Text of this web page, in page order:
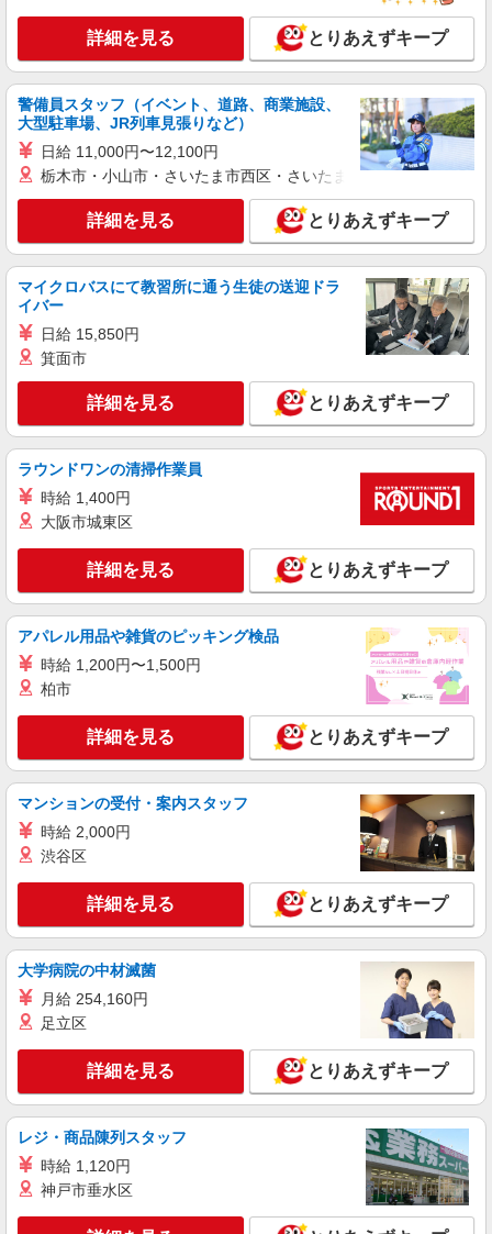
株式会社シエロ
【ソフトバンク】の店舗スタッフ
る） 固定残業代:32000円〜48000円（20時間相
当） ※時間外手当は時間外労働の有無にかかわら
ず、固定残業代として支給し、相当時間を超える
時間外労働分は法定どおり追加で支給します。 ※
試用期間あり6ヶ月 ※残業代支給 ★交通費別途支
給（規定あり） ゜+゜・。○。・゜+゜・。
○。・゜+゜ 入社祝い金10万円支給(規定有) お友達
を紹介頂くと, インセンティブ支給(規定有) ゜・。
○。・゜+゜・。○。・゜+゜
鹿児島県鹿児島市のsoftbankショップ
キープ 詳細を見る
紹介予定派遣
株式会社シエロ
【ソフトバンク】の店舗スタッフ
未経験：時給1250円〜 経験者：時給1300円〜
※残業代支給 ★交通費別途支給（規定あり） ゜
+゜・。○。・゜+゜・。○。・゜+゜ 入社祝い金10
ィブ支給(規定有) ★月2回払い・週払い可能（規程
有）★ ゜・。○。・゜+゜・。○。・゜+゜
鹿児島県鹿児島市のsoftbankショップ
キープ 詳細を見る
株式会社シエロ
【ソフトバンク】の店舗スタッフ
+゜・。○。・゜+゜・。○。・゜+゜ 入社祝い金10
万円支給(規定有) お友達を紹介頂くと, インセンテ
ィブ支給(規定有) ★月2回払い・週払い可能（規程
有）★ ゜・。○。・゜+゜・。○。・゜+゜
鹿児島県鹿児島市のsoftbankショップ
キープ 詳細を見る
紹介予定派遣
株式会社シエロ
【softbank】人気機種に詳しくなれる携帯販
売
未経験：時給1250円〜 経験者：時給1300円〜
※残業代支給 ★交通費別途支給（規定あり） ゜
+゜・。○。・゜+゜・。○。・゜+゜ 入社祝い金10
有）★ ゜・。○。・゜+゜・。○。・゜+゜
鹿児島県鹿児島市のsoftbankショップ
詳細を見る
紹介予定派遣
株式会社シエロ
携帯販売スタッフ【softbank】
月給231500円〜256500円（経験・能力によ
る） ※上記金額に時間外手当/インセンティブが加
算・賞与あり・時間外手当あり（平均残業時間：
10h/月）・地域手当/職能手当あり・Workstyle支
援金（4000円/月）あり・実績によりインセンティ
ブあり ★交通費別途支給（規定あり） ゜+゜・。
○。・゜+゜・。○。・゜+゜ 入社祝い金10万円支
給(規定有) お友達を紹介頂くと, インセンティブ支
給(規定有) ゜・。○。・゜+゜・。○。・゜+゜
キープ 詳細を見る
派遣社員
【楽天モバイル】の店舗スタッフ
月給：245250円〜319150円 （経験・能力によ
る） ＋賞与年2回＋インセンティブ ※残業代支給
詳細を見る とりあえずキープ
警備員スタッフ（イベント、道路、商業施設、
大型駐車場、JR列車見張りなど）
日給 11,000円〜12,100円
栃木市・小山市・さいたま市西区・さいたま市岩槻区・久喜市・
詳細を見る とりあえずキープ
マイクロバスにて教習所に通う生徒の送迎ドラ
イバー
日給 15,850円
箕面市
詳細を見る とりあえずキープ
ラウンドワンの清掃作業員
時給 1,400円
大阪市城東区
詳細を見る とりあえずキープ
アパレル用品や雑貨のピッキング検品
時給 1,200円〜1,500円
柏市
詳細を見る とりあえずキープ
マンションの受付・案内スタッフ
時給 2,000円
渋谷区
詳細を見る とりあえずキープ
大学病院の中材滅菌
月給 254,160円
足立区
詳細を見る とりあえずキープ
レジ・商品陳列スタッフ
時給 1,120円
神戸市垂水区